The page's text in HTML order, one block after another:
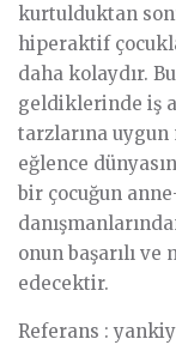
kurtulduktan
hiperaktif
daha kolaydır.
geldiklerinde iş
tarzlarına
eğlence
bir çocuğun
onun başarılı
edecektir.
Referans :